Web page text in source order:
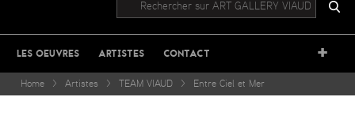
LES OEUVRES ARTISTES CONTACT +
Home > Artistes > TEAM VIAUD > Entre Ciel et Mer